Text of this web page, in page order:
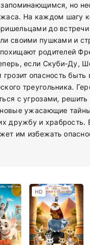
но
На каждом шагу
до
своими пушками и
родителей
если Скуби-Ду,
грозит опасность
треугольника.
с угрозами,
ужасающие
дружбу и храбрость.
им избежать
HD